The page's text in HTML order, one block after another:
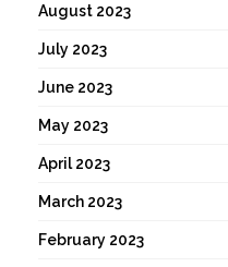
August 2023
July 2023
June 2023
May 2023
April 2023
March 2023
February 2023